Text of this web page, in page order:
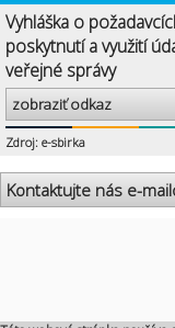
Vyhláška o
poskytnutí a využití
veřejné správy
zobraziť odkaz
Zdroj: e-sbirka
Kontaktujte nás e-